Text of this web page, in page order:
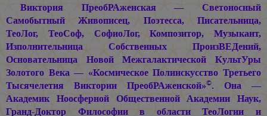
Виктория ПреобРАженская — Светоносный
Самобытный Живописец, Поэтесса, Писательница,
ТеоЛог, ТеоСоф, СофиоЛог, Композитор, Музыкант,
Изполнительница Собственных ПроизВЕДений,
Основательница Новой Межгалактической КультУры
Золотого Века — «Космическое Полиискусство Третьего
Тысячелетия Виктории ПреобРАженской»©. Она —
Академик Ноосферной Общественной Академии Наук,
Гранд-Доктор Философии в области ТеоЛогии и